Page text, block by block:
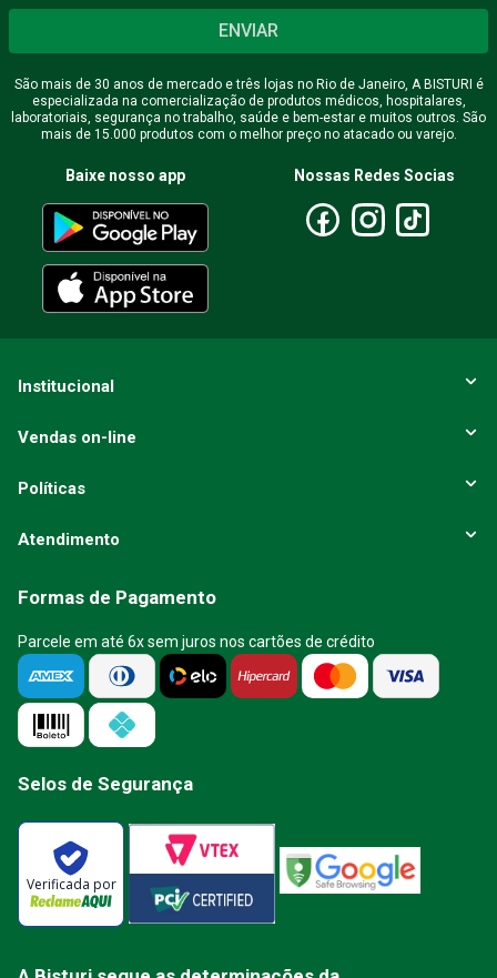
Endereço de email
Escreva uma avaliação
ENVIAR
São mais de 30 anos de mercado e três lojas no Rio de Janeiro, A BISTURI é
especializada na comercialização de produtos médicos, hospitalares,
laboratoriais, segurança no trabalho, saúde e bem-estar e muitos outros. São
mais de 15.000 produtos com o melhor preço no atacado ou varejo.
Baixe nosso app Nossas Redes Socias
Institucional
Vendas on-line
Políticas
Atendimento
Formas de Pagamento
Parcele em até 6x sem juros nos cartões de crédito
Selos de Segurança
Verificada por